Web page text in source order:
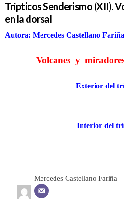
Trípticos Senderismo (XII).
en la dorsal
Autora: Mercedes Castellano Fariña
Volcanes y
Exterior del
Interior del
– – – – – – – – – –
Mercedes Castellano Fariña